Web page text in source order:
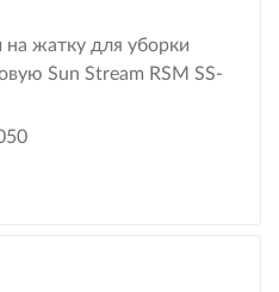
на жатку для уборки
Sun Stream RSM SS-